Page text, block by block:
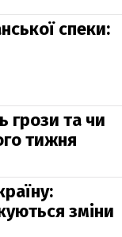
спеки:
грози та чи
тижня
зміни